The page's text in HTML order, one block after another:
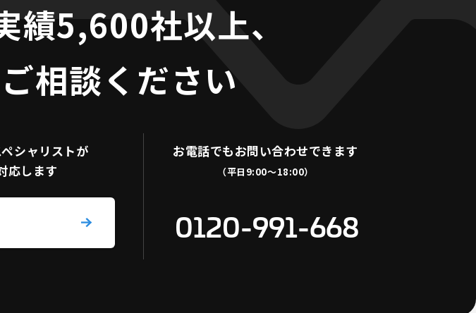
績5,600社以上、
相談ください
シャリストが
応します
お電話でもお問い合わせできます
（平日9:00〜18:00）
0120-991-668